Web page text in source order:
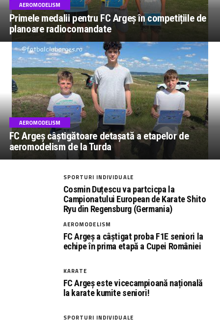
AEROMODELISM
Primele medalii pentru FC Argeș în competițiile de
planoare radiocomandate
AEROMODELISM
FC Argeș câștigătoare detașată a etapelor de
aeromodelism de la Turda
SPORTURI INDIVIDUALE
Cosmin Duțescu va partcicpa la
Campionatului European de Karate Shito
Ryu din Regensburg (Germania)
AEROMODELISM
FC Argeș a câștigat proba F1E seniori la
echipe în prima etapă a Cupei României
KARATE
FC Argeș este vicecampioană națională
la karate kumite seniori!
SPORTURI INDIVIDUALE